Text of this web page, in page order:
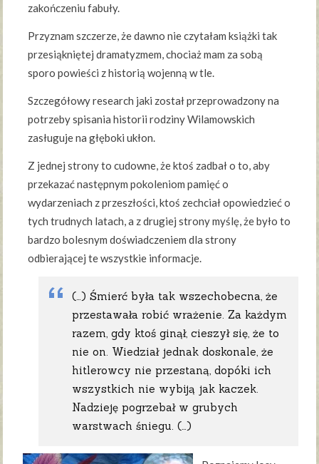
zakończeniu fabuły.
Przyznam szczerze, że dawno nie czytałam książki tak
przesiąkniętej dramatyzmem, chociaż mam za sobą
sporo powieści z historią wojenną w tle.
Szczegółowy research jaki został przeprowadzony na
potrzeby spisania historii rodziny Wilamowskich
zasługuje na głęboki ukłon.
Z jednej strony to cudowne, że ktoś zadbał o to, aby
przekazać następnym pokoleniom pamięć o
wydarzeniach z przeszłości, ktoś zechciał opowiedzieć o
tych trudnych latach, a z drugiej strony myślę, że było to
bardzo bolesnym doświadczeniem dla strony
odbierającej te wszystkie informacje.
(…) Śmierć była tak wszechobecna, że
przestawała robić wrażenie. Za każdym
razem, gdy ktoś ginął, cieszył się, że to
nie on. Wiedział jednak doskonale, że
hitlerowcy nie przestaną, dopóki ich
wszystkich nie wybiją jak kaczek.
Nadzieję pogrzebał w grubych
warstwach śniegu. (…)